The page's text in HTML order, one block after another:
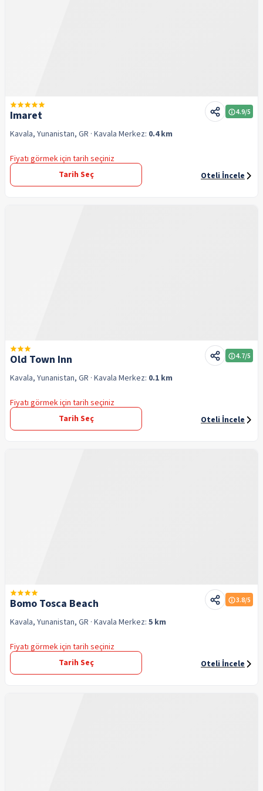
Imaret 4.9/5
Kavala, Yunanistan, GR · Kavala Merkez: 0.4 km
Fiyatı görmek için tarih seçiniz
Tarih Seç
Oteli İncele
Old Town Inn 4.7/5
Kavala, Yunanistan, GR · Kavala Merkez: 0.1 km
Fiyatı görmek için tarih seçiniz
Tarih Seç
Oteli İncele
Bomo Tosca Beach 3.8/5
Kavala, Yunanistan, GR · Kavala Merkez: 5 km
Fiyatı görmek için tarih seçiniz
Tarih Seç
Oteli İncele